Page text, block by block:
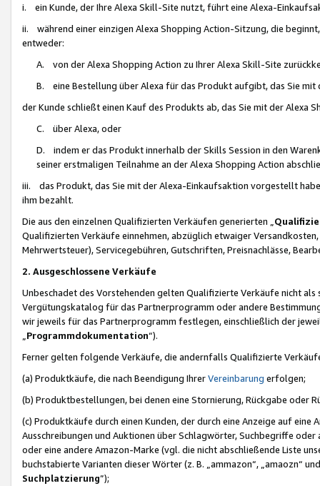
i. ein Kunde, der Ihre Alexa Skill-Site nutzt, führt eine Alexa-
ii. während einer einzigen Alexa Shopping Action-Sitzung, die
entweder:
A. von der Alexa Shopping Action zu Ihrer Alexa Skill-Site
B. eine Bestellung über Alexa für das Produkt aufgibt, das Sie mit
der Kunde schließt einen Kauf des Produkts ab, das Sie mit der Alexa
C. über Alexa, oder
D. indem er das Produkt innerhalb der Skills Session in den
seiner erstmaligen Teilnahme an der Alexa Shopping Action
iii. das Produkt, das Sie mit der Alexa-Einkaufsaktion vorgestellt
ihm bezahlt.
Die aus den einzelnen Qualifizierten Verkäufen generierten „
Qualifizierten Verkäufe einnehmen, abzüglich etwaiger
Mehrwertsteuer), Servicegebühren, Gutschriften, Preisnachlässe,
2. Ausgeschlossene Verkäufe
Unbeschadet des Vorstehenden gelten Qualifizierte Verkäufe nicht
Vergütungskatalog für das Partnerprogramm oder andere
wir jeweils für das Partnerprogramm festlegen, einschließlich der
Programmdokumentation“).
Ferner gelten folgende Verkäufe, die andernfalls Qualifizierte
(a) Produktkäufe, die nach Beendigung IhrerVereinbarung erfolgen;
(b) Produktbestellungen, bei denen eine Stornierung, Rückgabe oder
(c) Produktkäufe durch einen Kunden, der durch eine Anzeige auf
Ausschreibungen und Auktionen über Schlagwörter, Suchbegriffe
oder eine andere Amazon-Marke (vgl. die nicht abschließende Liste
buchstabierte Varianten dieser Wörter (z. B. „ammazon“, „amaozn“
Suchplatzierung”);